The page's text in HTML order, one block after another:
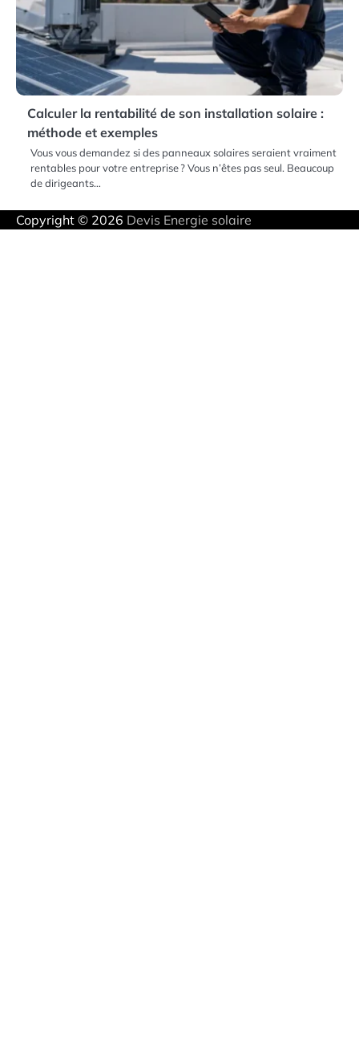
Calculer la rentabilité de son installation solaire :
méthode et exemples
Vous vous demandez si des panneaux solaires seraient vraiment
rentables pour votre entreprise ? Vous n’êtes pas seul. Beaucoup
de dirigeants…
Copyright © 2026 Devis Energie solaire